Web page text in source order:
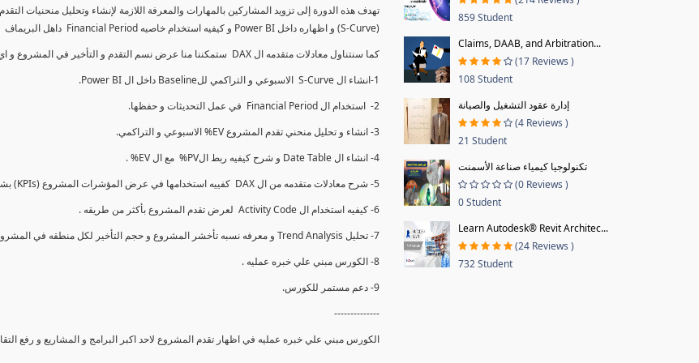
(S-Curve) و اظهاره داخل Power BI و كيفيه استخدام خاصيه Financial Period داهل البريماف
كما سنتناول معادلات متقدمه ال DAX ستمكننا منا عرض نسم التقدم و التأخير في المشروع و اي الاقسام اكثر تأخيرا , كل هذا بشكل تفاعلي و محدث باستمرار.
1-انشاء ال S-Curve الاسبوعي و التراكمي للBaseline داخل ال Power BI.
2- استخدام ال Financial Period في عمل التحديثات و حفظها.
3- انشاء و تحليل منحني تقدم المشروع EV% الاسبوعي و التراكمي.
4- انشاء ال Date Table و شرح كيفيه ربط الPV% مع ال EV% .
5- شرح معادلات متقدمه من ال DAX كفييه استخدامها في عرض المؤشرات المشروع (KPIs) بشكل دقيق.
6- كيفيه استخدام ال Activity Code لعرض تقدم المشروع بأكثر من طريقه .
7- تحليل Trend Analysis و معرفه نسبه تأخشر المشروع و حجم التأخير لكل منطقه في المشروع .
8- الكورس مبني علي خبره عمليه .
9- دعم مستمر للكورس.
--------------
الكورس مبني علي خبره عمليه في اظهار تقدم المشروع لاحد اكبر البرامج و المشاريع و رفع
859 Student
Claims, DAAB, and Arbitration...
(17 Reviews )
108 Student
إدارة عقود التشغيل والصيانة
(4 Reviews )
21 Student
تكنولوجيا كيمياء صناعة الأسمنت
(0 Reviews )
0 Student
Learn Autodesk® Revit Architec...
(24 Reviews )
732 Student